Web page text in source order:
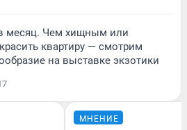
месяц. Чем хищным или
квартиру — смотрим
на выставке экзотики
МНЕНИЕ